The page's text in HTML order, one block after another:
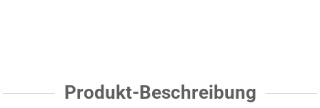
Produkt-Beschreibung